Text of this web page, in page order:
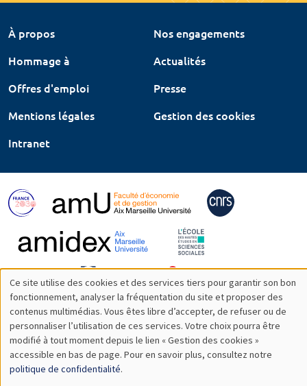
À propos
Nos engagements
Hommage à
Actualités
Offres d'emploi
Presse
Mentions légales
Gestion des cookies
Intranet
Utilisation
des
données
personnelles
Ce site utilise des cookies et des services tiers pour garantir son bon
fonctionnement, analyser la fréquentation du site et proposer des
contenus multimédias. Vous êtes libre d’accepter, de refuser ou de
personnaliser l’utilisation de ces services. Votre choix pourra être
modifié à tout moment depuis le lien « Gestion des cookies »
accessible en bas de page. Pour en savoir plus, consultez notre
politique de confidentialité.